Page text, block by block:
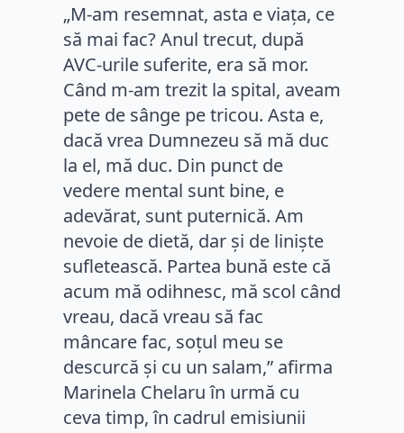
„M-am resemnat, asta e viața, ce
să mai fac? Anul trecut, după
AVC-urile suferite, era să mor.
Când m-am trezit la spital, aveam
pete de sânge pe tricou. Asta e,
dacă vrea Dumnezeu să mă duc
la el, mă duc. Din punct de
vedere mental sunt bine, e
adevărat, sunt puternică. Am
nevoie de dietă, dar și de liniște
sufletească. Partea bună este că
acum mă odihnesc, mă scol când
vreau, dacă vreau să fac
mâncare fac, soțul meu se
descurcă și cu un salam,” afirma
Marinela Chelaru în urmă cu
ceva timp, în cadrul emisiunii